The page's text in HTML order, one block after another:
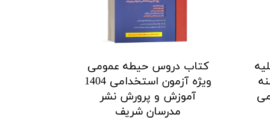
کتاب دروس حیطه عمومی
ویژه آزمون استخدامی 1404
آموزش و پرورش نشر
مدرسان شریف